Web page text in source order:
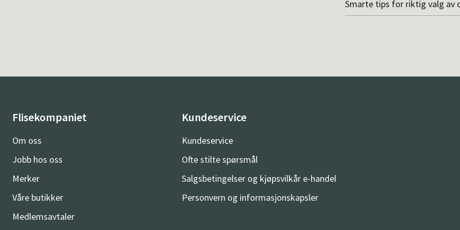
Smarte tips for riktig valg av
Flisekompaniet
Om oss
Jobb hos oss
Merker
Våre butikker
Medlemsavtaler
Kundeservice
Kundeservice
Ofte stilte spørsmål
Salgsbetingelser og kjøpsvilkår e-handel
Personvern og informasjonskapsler